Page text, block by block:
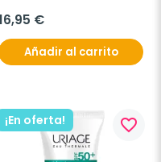
€
Añadir al carrito
¡En oferta! favorite_border